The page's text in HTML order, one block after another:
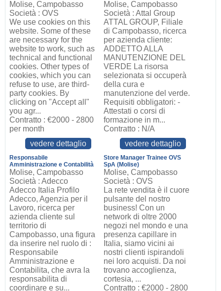
Molise, Campobasso
Società : OVS
We use cookies on this
website. Some of these
are necessary for the
website to work, such as
technical and functional
cookies. Other types of
cookies, which you can
refuse to use, are third-
party cookies. By
clicking on "Accept all"
you agr...
Contratto : €2000 - 2800
per month
vedere dettaglio
Molise, Campobasso
Società : Attal Group
ATTAL GROUP, Filiale
di Campobasso, ricerca
per azienda cliente:
ADDETTO ALLA
MANUTENZIONE DEL
VERDE La risorsa
selezionata si occuperà
della cura e
manutenzione del verde.
Requisiti obbligatori: -
Attestati o corsi di
formazione in m...
Contratto : N/A
vedere dettaglio
Responsabile
Amministrazione e Contabilità
Molise, Campobasso
Società : Adecco
Adecco Italia Profilo
Adecco, Agenzia per il
Lavoro, ricerca per
azienda cliente sul
territorio di
Campobasso, una figura
da inserire nel ruolo di :
Responsabile
Amministrazione e
Contabilita, che avra la
responsabilita di
coordinare e su...
Store Manager Trainee OVS
SpA (Molise)
Molise, Campobasso
Società : OVS
La rete vendita è il cuore
pulsante del nostro
business! Con un
network di oltre 2000
negozi nel mondo e una
presenza capillare in
Italia, siamo vicini ai
nostri clienti ispirandoli
nei loro acquisti. Da noi
trovano accoglienza,
cortesia, ...
Contratto : €2000 - 2800